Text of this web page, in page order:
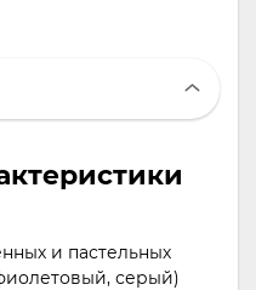
и пастельных
серый)